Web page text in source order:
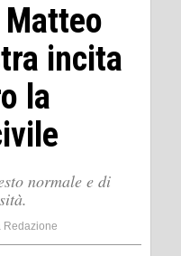
incita
la
normale e di
Redazione